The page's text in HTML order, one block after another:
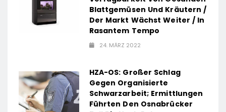
Schokolade
/ 26
Schokoladenartikel
günstiger
damit neue
Maßstäbe
Blattgemüsen Und Kräutern /
Der Markt Wächst Weiter / In
Rasantem Tempo
24. MÄRZ 2022
HZA-OS: Großer Schlag
Gegen Organisierte
Schwarzarbeit; Ermittlungen
Führten Den Osnabrücker